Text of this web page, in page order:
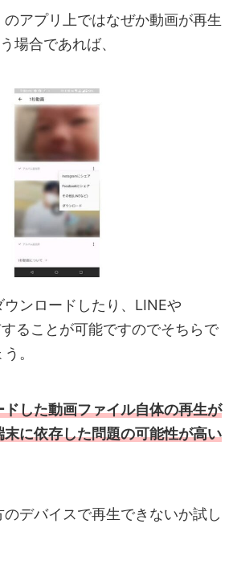
アプリ上ではなぜか動画が再生
場合であれば、
ウンロードしたり、LINEや
ることが可能ですのでそちらで
。
した動画ファイル自体の再生が
に依存した問題の可能性が高い
デバイスで再生できないか試し